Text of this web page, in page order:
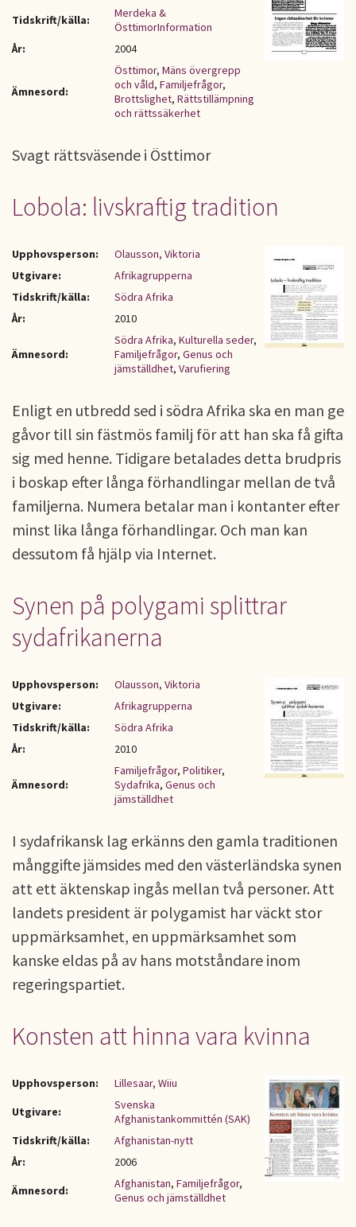
Tidskrift/källa:
Merdeka &
ÖsttimorInformation
År:
2004
Ämnesord:
Östtimor, Mäns övergrepp
och våld, Familjefrågor,
Brottslighet, Rättstillämpning
och rättssäkerhet
Svagt rättsväsende i Östtimor
Lobola: livskraftig tradition
Upphovsperson:
Olausson, Viktoria
Utgivare:
Afrikagrupperna
Tidskrift/källa:
Södra Afrika
År:
2010
Ämnesord:
Södra Afrika, Kulturella seder,
Familjefrågor, Genus och
jämställdhet, Varufiering
Enligt en utbredd sed i södra Afrika ska en man ge
gåvor till sin fästmös familj för att han ska få gifta
sig med henne. Tidigare betalades detta brudpris
i boskap efter långa förhandlingar mellan de två
familjerna. Numera betalar man i kontanter efter
minst lika långa förhandlingar. Och man kan
dessutom få hjälp via Internet.
Synen på polygami splittrar
sydafrikanerna
Upphovsperson:
Olausson, Viktoria
Utgivare:
Afrikagrupperna
Tidskrift/källa:
Södra Afrika
År:
2010
Ämnesord:
Familjefrågor, Politiker,
Sydafrika, Genus och
jämställdhet
I sydafrikansk lag erkänns den gamla traditionen
månggifte jämsides med den västerländska synen
att ett äktenskap ingås mellan två personer. Att
landets president är polygamist har väckt stor
uppmärksamhet, en uppmärksamhet som
kanske eldas på av hans motståndare inom
regeringspartiet.
Konsten att hinna vara kvinna
Upphovsperson:
Lillesaar, Wiiu
Utgivare:
Svenska
Afghanistankommittén (SAK)
Tidskrift/källa:
Afghanistan-nytt
År:
2006
Ämnesord:
Afghanistan, Familjefrågor,
Genus och jämställdhet